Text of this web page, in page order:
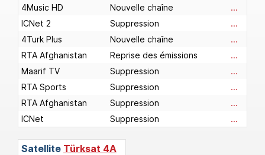
4Music HD Nouvelle chaîne
...
ICNet 2
Suppression
...
4Turk Plus
Nouvelle chaîne
...
RTA Afghanistan
Reprise des émissions
...
Maarif TV
Suppression
...
RTA Sports
Suppression
...
RTA Afghanistan
Suppression
...
ICNet
Suppression ...
Satellite Türksat 4A